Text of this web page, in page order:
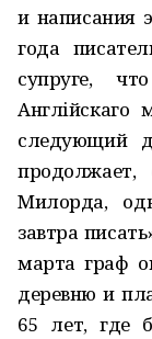
и написания
года
супруге,
Англійскаго
следующий
продолжает,
Милорда,
завтра
марта граф
деревню и
65 лет, где